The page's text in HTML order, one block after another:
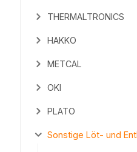
THERMALTRONICS
HAKKO
METCAL
OKI
PLATO
Sonstige Löt- und